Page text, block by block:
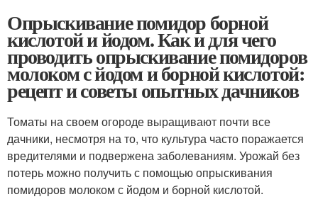
Опрыскивание помидор борной
кислотой и йодом. Как и для чего
проводить опрыскивание помидоров
молоком с йодом и борной кислотой:
рецепт и советы опытных дачников
Томаты на своем огороде выращивают почти все
дачники, несмотря на то, что культура часто поражается
вредителями и подвержена заболеваниям. Урожай без
потерь можно получить с помощью опрыскивания
помидоров молоком с йодом и борной кислотой.